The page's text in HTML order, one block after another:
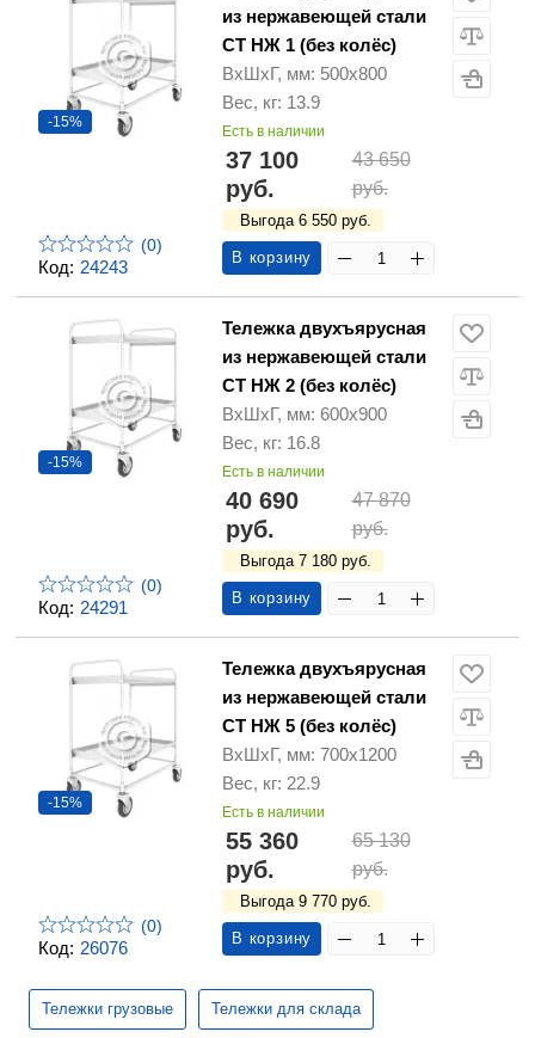
Код: 24243
-15%
(0)
из нержавеющей стали
СТ НЖ 1 (без колёс)
ВхШхГ, мм: 500х800
Вес, кг: 13.9
Есть в наличии
37 100
руб.
43 650
руб.
Выгода 6 550 руб.
В корзину
Код: 24291
-15%
(0)
Тележка двухъярусная
из нержавеющей стали
СТ НЖ 2 (без колёс)
ВхШхГ, мм: 600х900
Вес, кг: 16.8
Есть в наличии
40 690
руб.
47 870
руб.
Выгода 7 180 руб.
В корзину
Код: 26076
-15%
(0)
Тележка двухъярусная
из нержавеющей стали
СТ НЖ 5 (без колёс)
ВхШхГ, мм: 700х1200
Вес, кг: 22.9
Есть в наличии
55 360
руб.
65 130
руб.
Выгода 9 770 руб.
В корзину
Тележки грузовые Тележки для склада